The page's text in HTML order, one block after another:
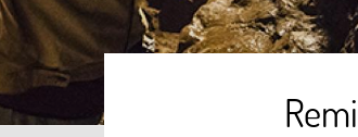
Remi